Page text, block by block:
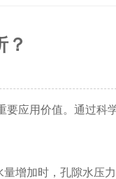
？
要应用价值。通过科
增加时，孔隙水压